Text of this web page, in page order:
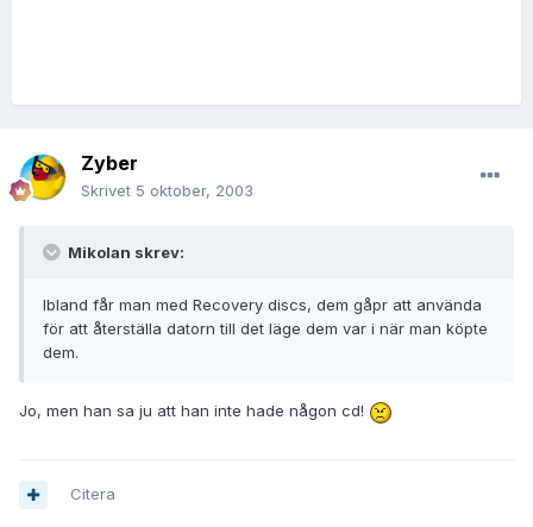
Zyber
Skrivet 5 oktober, 2003
Mikolan skrev:
Ibland får man med Recovery discs, dem gåpr att använda
för att återställa datorn till det läge dem var i när man köpte
dem.
Jo, men han sa ju att han inte hade någon cd!
Citera